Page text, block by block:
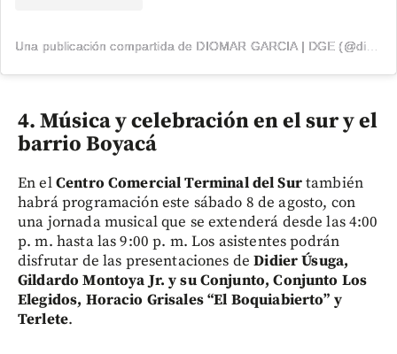
4. Música y celebración en el sur y el
barrio Boyacá
En elCentro Comercial Terminal del Surtambién
habrá programación este sábado 8 de agosto, con
una jornada musical que se extenderá desde las 4:00
p. m. hasta las 9:00 p. m. Los asistentes podrán
disfrutar de las presentaciones deDidier Úsuga,
Gildardo Montoya Jr. y su Conjunto, Conjunto Los
Elegidos, Horacio Grisales “El Boquiabierto” y
Terlete.